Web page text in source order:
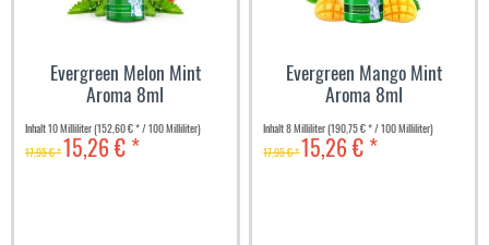
Evergreen Melon Mint
Aroma 8ml
Inhalt10 Milliliter(152,60 € * / 100 Milliliter)
17,95 € *15,26 € *
Evergreen Mango Mint
Aroma 8ml
Inhalt8 Milliliter(190,75 € * / 100 Milliliter)
17,95 € *15,26 € *